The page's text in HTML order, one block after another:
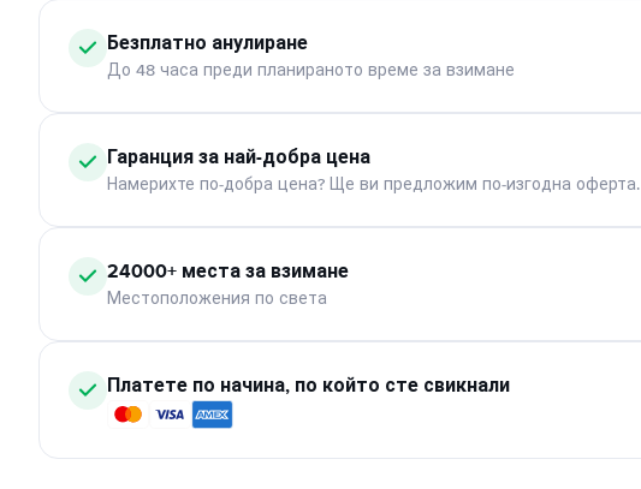
Безплатно анулиране
До 48 часа преди планираното време за взимане
Гаранция за най-добра цена
Намерихте по-добра цена? Ще ви предложим по-изгодна оферта.
24000+ места за взимане
Местоположения по света
Платете по начина, по който сте свикнали